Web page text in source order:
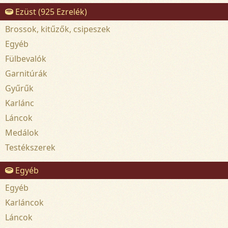
Ezüst (925 Ezrelék)
Brossok, kitűzők, csipeszek
Egyéb
Fülbevalók
Garnitúrák
Gyűrűk
Karlánc
Láncok
Medálok
Testékszerek
Egyéb
Egyéb
Karláncok
Láncok